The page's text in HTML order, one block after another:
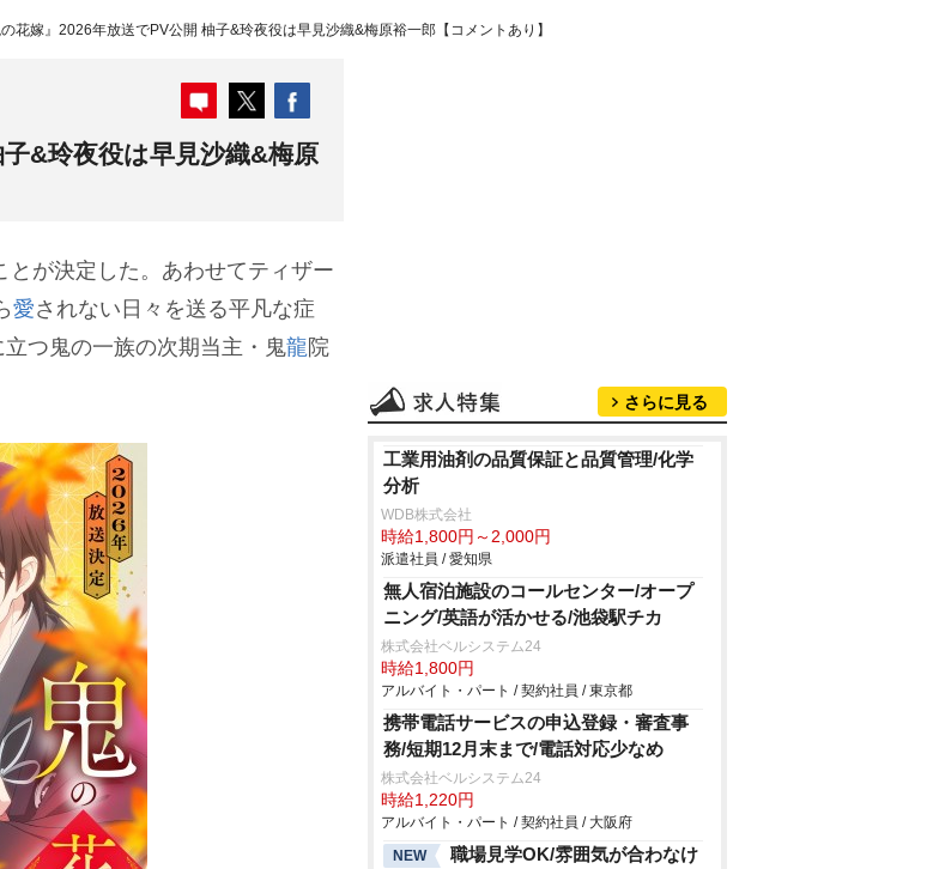
の花嫁』2026年放送でPV公開 柚子&玲夜役は早見沙織&梅原裕一郎【コメントあり】
&玲夜役は早見沙織&梅原
が決定した。あわせてティザー
愛されない日々を送る平凡な症
つ鬼の一族の次期当主・鬼龍院
さらに見る
工業用油剤の品質保証と品質管理/化学
分析
WDB株式会社
時給1,800円～2,000円
派遣社員 / 愛知県
無人宿泊施設のコールセンター/オープ
ニング/英語が活かせる/池袋駅チカ
株式会社ベルシステム24
時給1,800円
アルバイト・パート / 契約社員 / 東京都
携帯電話サービスの申込登録・審査事
務/短期12月末まで/電話対応少なめ
株式会社ベルシステム24
時給1,220円
アルバイト・パート / 契約社員 / 大阪府
NEW
職場見学OK/雰囲気が合わなけ